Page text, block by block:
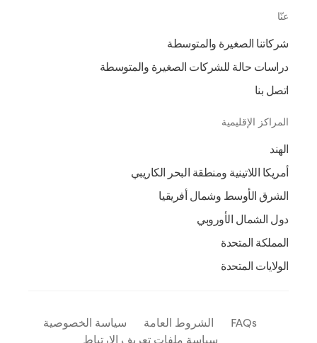
عنّا
شركاتنا الصغيرة والمتوسطة
دراسات حالة للشركات الصغيرة والمتوسطة
اتصل بنا
المراكز الإقليمية
الهند
أمريكا اللاتينية ومنطقة البحر الكاريبي
الشرق الأوسط وشمال أفريقيا
دول الشمال الأوروبي
المملكة المتحدة
الولايات المتحدة
FAQs الشروط العامة
سياسة الخصوصية
سياسة ملفات تعريف الارتباط